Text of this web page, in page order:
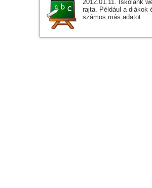
2012.01.11. Iskolánk
rajta. Például a diákok
számos más adatot.